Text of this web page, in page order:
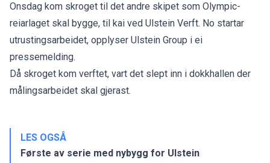
Onsdag kom skroget til det andre skipet som Olympic-
reiarlaget skal bygge, til kai ved Ulstein Verft. No startar
utrustingsarbeidet, opplyser Ulstein Group i ei
pressemelding.
Då skroget kom verftet, vart det slept inn i dokkhallen der
målingsarbeidet skal gjerast.
LES OGSÅ
Første av serie med nybygg for Ulstein